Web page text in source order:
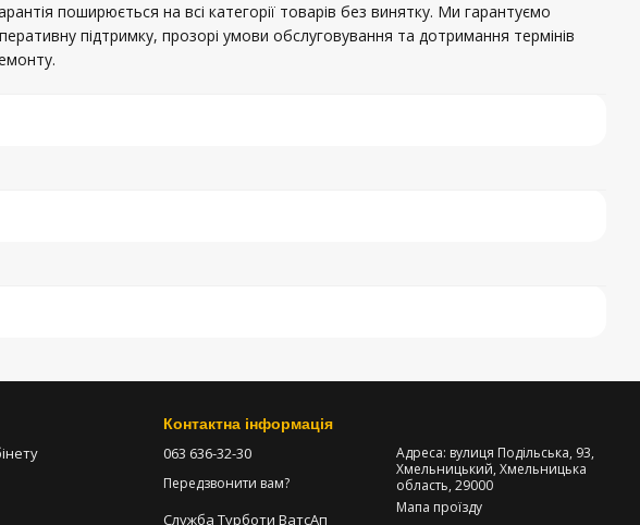
поширюється на всі категорії товарів без винятку. Ми гарантуємо
підтримку, прозорі умови обслуговування та дотримання термінів
Контактна інформація
063 636-32-30
Передзвонити вам?
Служба Турботи ВатсАп
Адреса: вулиця Подільська, 93,
Хмельницький, Хмельницька
область, 29000
Мапа проїзду